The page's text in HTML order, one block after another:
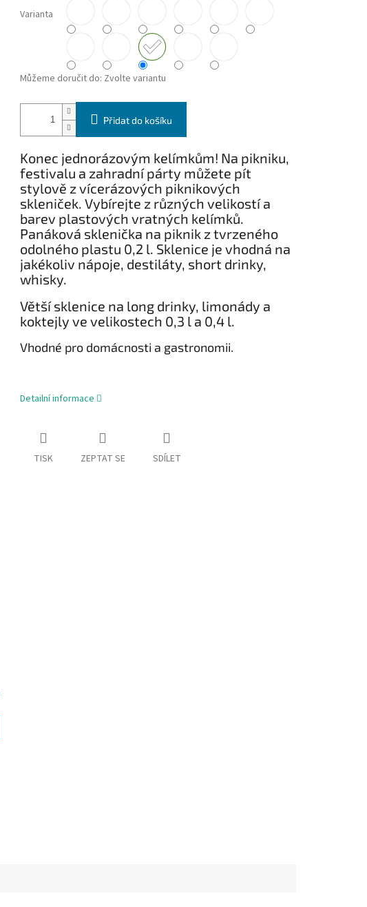
Varianta
Můžeme doručit do: Zvolte variantu
Přidat do košíku
Konec jednorázovým kelímkům! Na pikniku,
festivalu a zahradní párty můžete pít
stylově z vícerázových piknikových
skleniček. Vybírejte z různých velikostí a
barev plastových vratných kelímků.
Panáková sklenička na piknik z tvrzeného
odolného plastu 0,2 l. Sklenice je vhodná na
jakékoliv nápoje, destiláty, short drinky,
whisky.
Větší sklenice na long drinky, limonády a
koktejly ve velikostech 0,3 l a 0,4 l.
Vhodné pro domácnosti a gastronomii.
Detailní informace
TISK ZEPTAT SE SDÍLET